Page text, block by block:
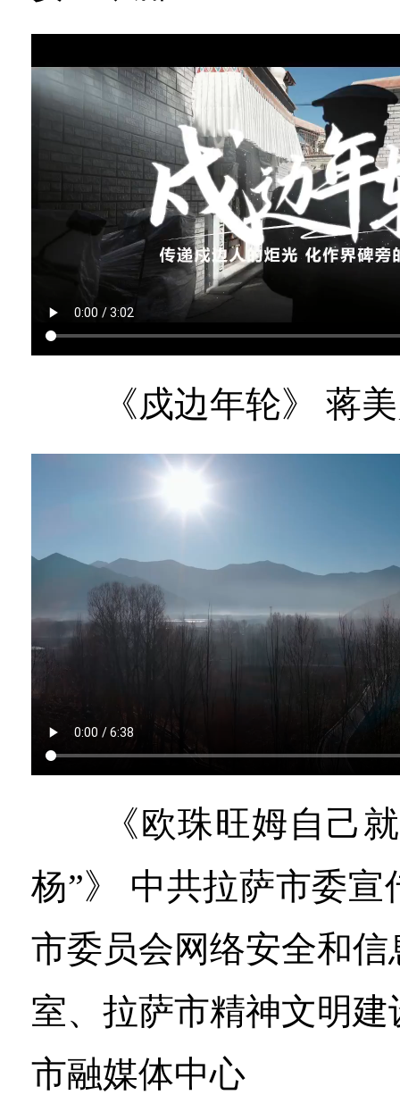
《戍边年轮》 蒋美
《欧珠旺姆自己就
杨”》 中共拉萨市委宣
市委员会网络安全和
室、拉萨市精神文明
市融媒体中心